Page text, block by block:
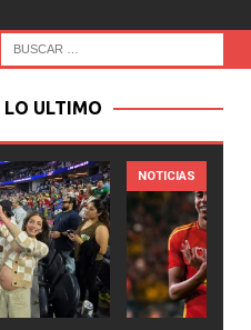
LO ULTIMO
NOTICIAS